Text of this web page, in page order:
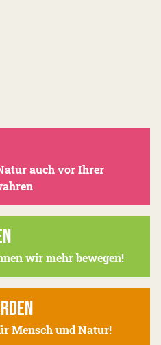
auch vor Ihrer
wir mehr bewegen!
Mensch und Natur!